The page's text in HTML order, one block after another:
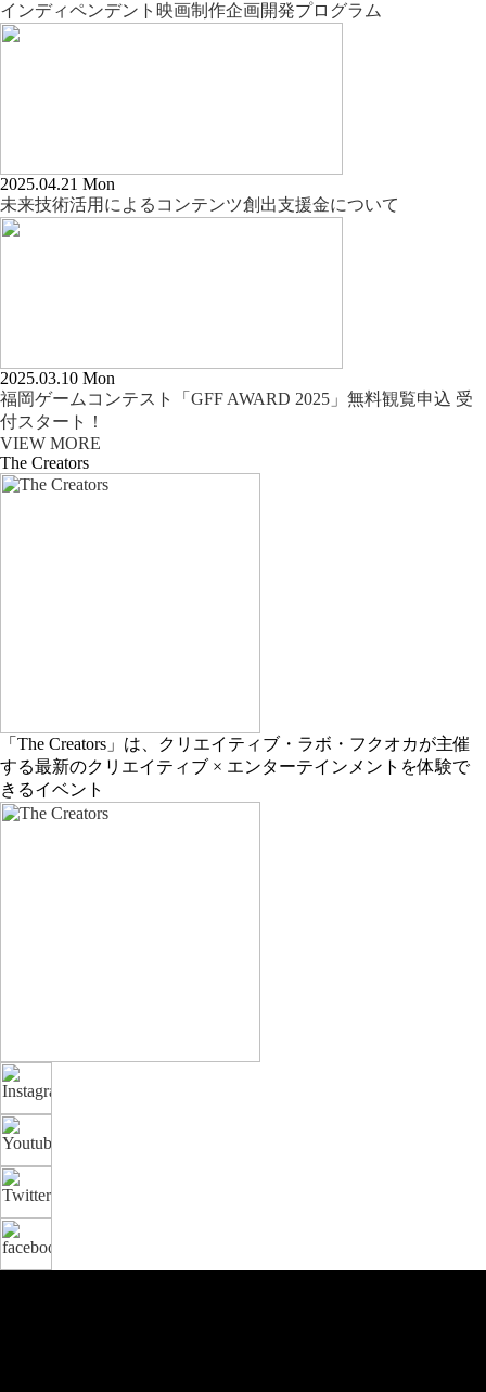
インディペンデント映画制作企画開発プログラム
2025.04.21 Mon
未来技術活用によるコンテンツ創出支援金について
2025.03.10 Mon
福岡ゲームコンテスト「GFF AWARD 2025」無料観覧申込 受
付スタート！
VIEW MORE
The Creators
「The Creators」は、クリエイティブ・ラボ・フクオカが主催
する最新のクリエイティブ × エンターテインメントを体験で
きるイベント